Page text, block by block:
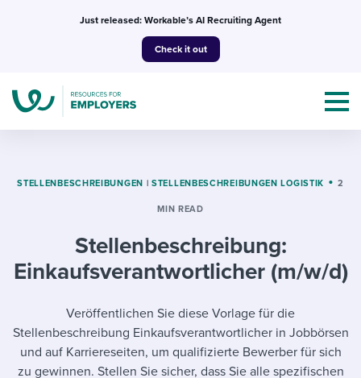
Just released: Workable’s AI Recruiting Agent
Check it out
Mobilizing AI in my work
Evaluating candidates
Templates & Guides
I WANT...
Job description templates
I WANT TO LEARN ABOUT...
Attend webinars & events
Workable customer stories
STELLENBESCHREIBUNGEN | STELLENBESCHREIBUNGEN LOGISTIK 2
MIN READ
Stellenbeschreibung:
Einkaufsverantwortlicher (m/w/d)
Veröffentlichen Sie diese Vorlage für die
Stellenbeschreibung Einkaufsverantwortlicher in Jobbörsen
und auf Karriereseiten, um qualifizierte Bewerber für sich
zu gewinnen. Stellen Sie sicher, dass Sie alle spezifischen